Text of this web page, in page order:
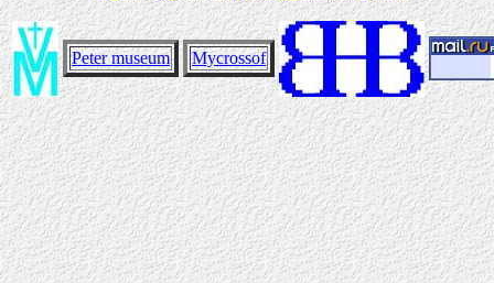
Peter museum Mycrossof